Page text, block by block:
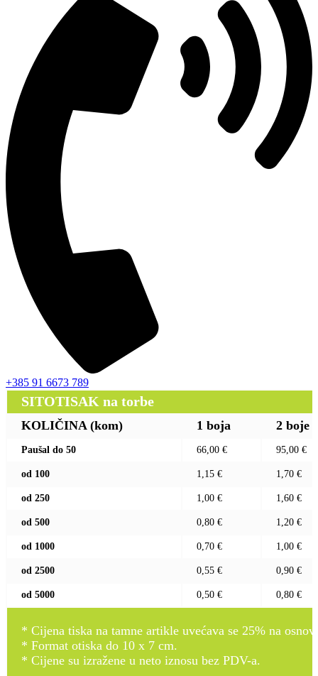
+385 91 6673 789
SITOTISAK na torbe
KOLIČINA (kom) 1 boja 2 boje
Paušal do 50 66,00 € 95,00 €
od 100 1,15 € 1,70 €
od 250 1,00 € 1,60 €
od 500 0,80 € 1,20 €
od 1000 0,70 € 1,00 €
od 2500 0,55 € 0,90 €
od 5000 0,50 € 0,80 €
* Cijena tiska na tamne artikle uvećava se 25% na
* Format otiska do 10 x 7 cm.
* Cijene su izražene u neto iznosu bez PDV-a.